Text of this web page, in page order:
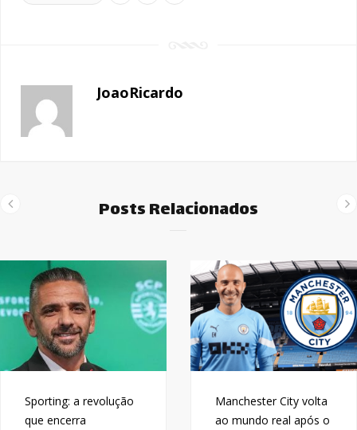
JoaoRicardo
Posts Relacionados
Sporting: a revolução
que encerra
Manchester City volta
ao mundo real após o